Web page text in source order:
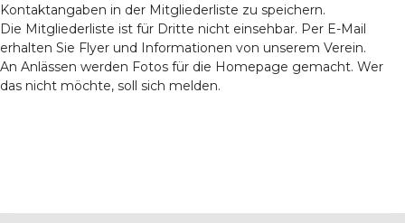
Kontaktangaben in der Mitgliederliste zu speichern.
Die Mitgliederliste ist für Dritte nicht einsehbar. Per E-Mail
erhalten Sie Flyer und Informationen von unserem Verein.
An Anlässen werden Fotos für die Homepage gemacht. Wer
das nicht möchte, soll sich melden.